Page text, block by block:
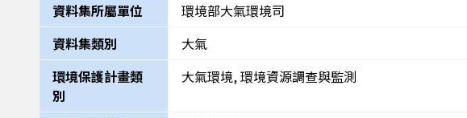
資料集所屬單位
環境部大氣環境司
資料集類別
大氣
環境保護計畫類
別
大氣環境, 環境資源調查與監測